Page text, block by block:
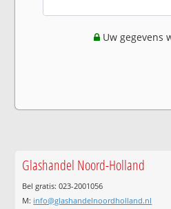
Uw gegevens
Glashandel Noord-Holland
Bel gratis: 023-2001056
M: info@glashandelnoordholland.nl